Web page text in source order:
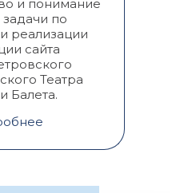
и понимание
по
реализации
сайта
Театра
Балета.